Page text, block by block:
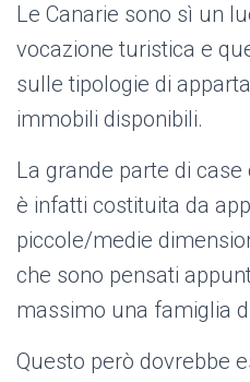
Le Canarie sono sì un
vocazione turistica e
sulle tipologie di
immobili disponibili.
La grande parte di
è infatti costituita da
piccole/medie
che sono pensati
massimo una famiglia
Questo però dovrebbe